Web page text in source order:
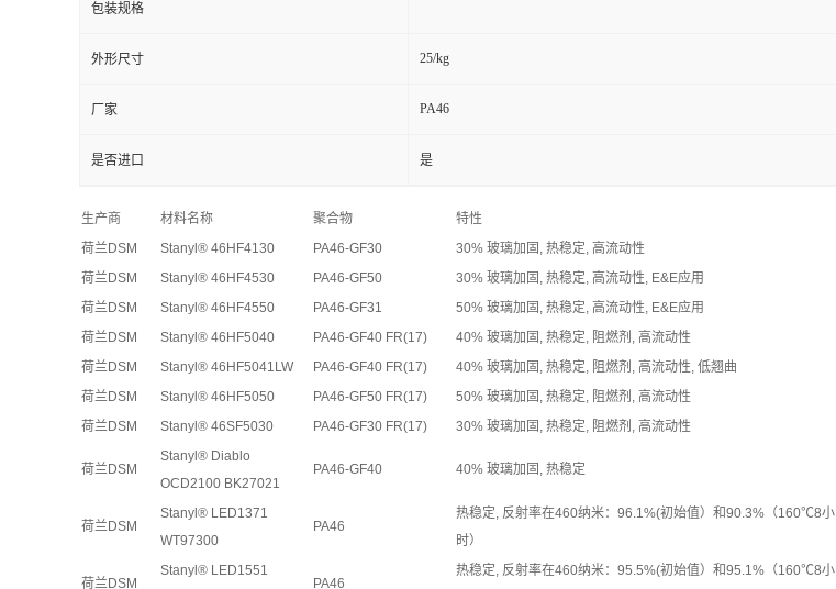
包装规格
外形尺寸 25/kg
厂家 PA46
是否进口 是
生产商 材料名称 聚合物 特性
荷兰DSM
Stanyl® 46HF4130 PA46-GF30 30% 玻璃加固, 热稳定, 高流动性
荷兰DSM
Stanyl® 46HF4530 PA46-GF50 30% 玻璃加固, 热稳定, 高流动性, E&E应用
荷兰DSM
Stanyl® 46HF4550 PA46-GF31 50% 玻璃加固, 热稳定, 高流动性, E&E应用
荷兰DSM
Stanyl® 46HF5040 PA46-GF40 FR(17) 40% 玻璃加固, 热稳定, 阻燃剂, 高流动性
荷兰DSM
Stanyl® 46HF5041LW PA46-GF40 FR(17) 40% 玻璃加固, 热稳定, 阻燃剂, 高流动性, 低翘曲
荷兰DSM
Stanyl® 46HF5050 PA46-GF50 FR(17) 50% 玻璃加固, 热稳定, 阻燃剂, 高流动性
荷兰DSM
Stanyl® 46SF5030 PA46-GF30 FR(17) 30% 玻璃加固, 热稳定, 阻燃剂, 高流动性
荷兰DSM
Stanyl® Diablo
OCD2100 BK27021
PA46-GF40 40% 玻璃加固, 热稳定
荷兰DSM
Stanyl® LED1371
WT97300
PA46
热稳定, 反射率在460纳米：96.1%(初始值）和90.3%（160℃8小
时）
荷兰DSM
Stanyl® LED1551
PA46
热稳定, 反射率在460纳米：95.5%(初始值）和95.1%（160℃8小